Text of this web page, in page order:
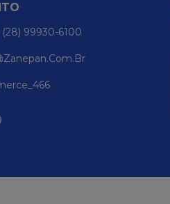
(28) 99930-6100